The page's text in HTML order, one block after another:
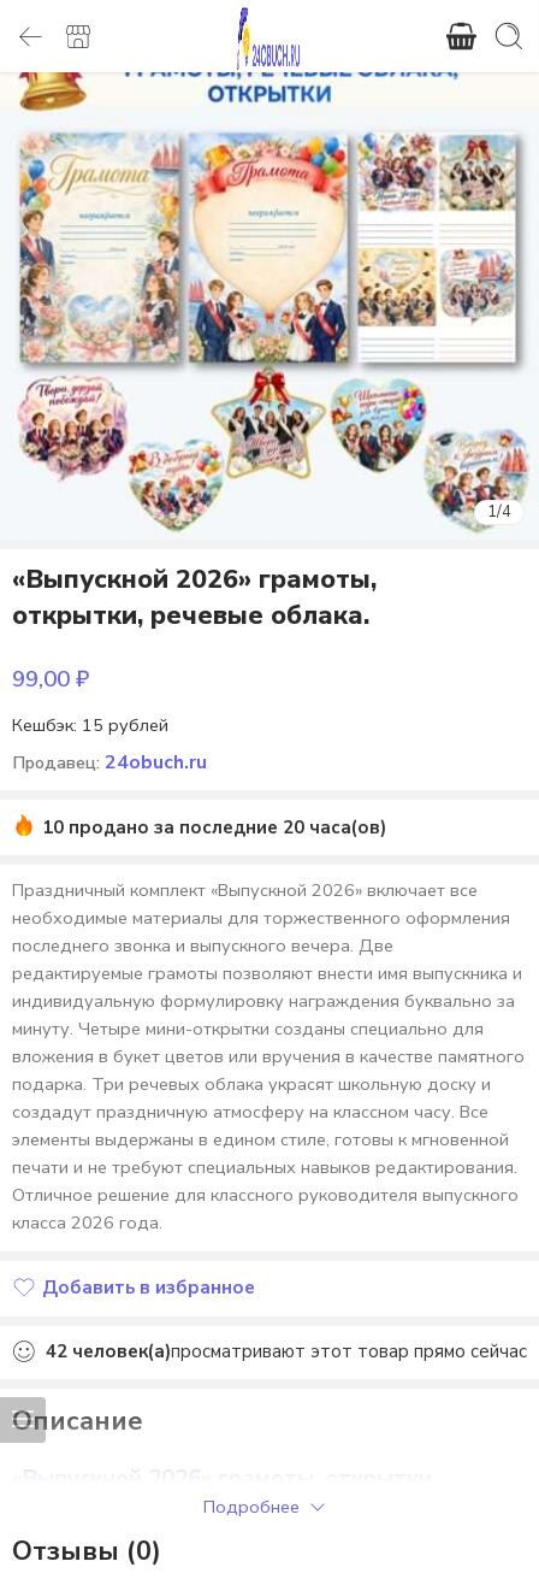
1/4
«Выпускной 2026» грамоты,
открытки, речевые облака.
99,00₽
Кешбэк: 15 рублей
Продавец: 24obuch.ru
10 продано за последние 20 часа(ов)
Праздничный комплект «Выпускной 2026» включает все
необходимые материалы для торжественного оформления
последнего звонка и выпускного вечера. Две
редактируемые грамоты позволяют внести имя выпускника и
индивидуальную формулировку награждения буквально за
минуту. Четыре мини-открытки созданы специально для
вложения в букет цветов или вручения в качестве памятного
подарка. Три речевых облака украсят школьную доску и
создадут праздничную атмосферу на классном часу. Все
элементы выдержаны в едином стиле, готовы к мгновенной
печати и не требуют специальных навыков редактирования.
Отличное решение для классного руководителя выпускного
класса 2026 года.
Добавить в избранное
42 человек(а)просматривают этот товар прямо сейчас
Описание
«Выпускной 2026» грамоты, открытки,
Подробнее
Отзывы (0)